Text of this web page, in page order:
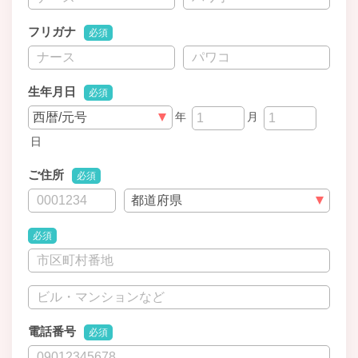
フリガナ 必須
生年月日 必須
年
月
日
ご住所 必須
必須
電話番号 必須